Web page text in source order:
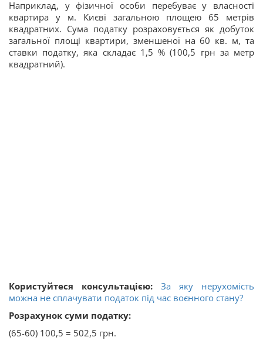
Наприклад, у фізичної особи перебуває у власності
квартира у м. Києві загальною площею 65 метрів
квадратних. Сума податку розраховується як добуток
загальної площі квартири, зменшеної на 60 кв. м, та
ставки податку, яка складає 1,5 % (100,5 грн за метр
квадратний).
Користуйтеся консультацією: За яку нерухомість
можна не сплачувати податок під час воєнного стану?
Розрахунок суми податку:
(65-60) 100,5 = 502,5 грн.